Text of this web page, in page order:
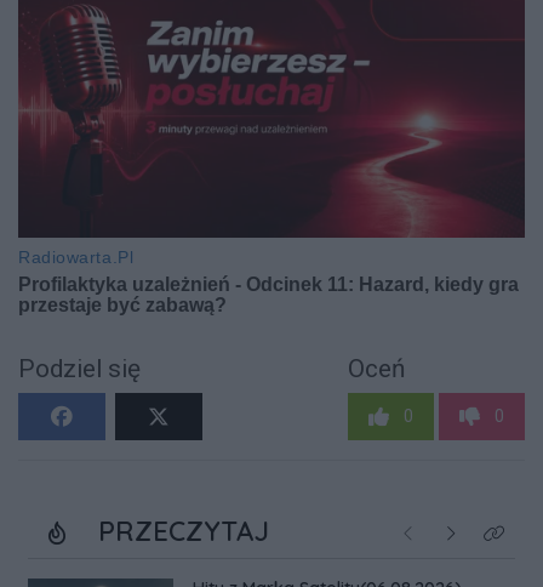
Podziel się Oceń
0 0
PRZECZYTAJ Poprzednie
NastępneKliknij